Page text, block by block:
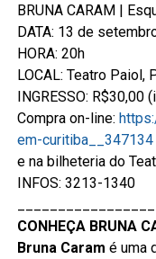
BRUNA CARAM |
DATA: 13 de
HORA: 20h
LOCAL: Teatro Paiol,
INGRESSO: R$30,00
Compra on-line:
em-curitiba__347134
e na bilheteria do
INFOS: 3213-1340
CONHEÇA BRUNA
Bruna Caram é uma